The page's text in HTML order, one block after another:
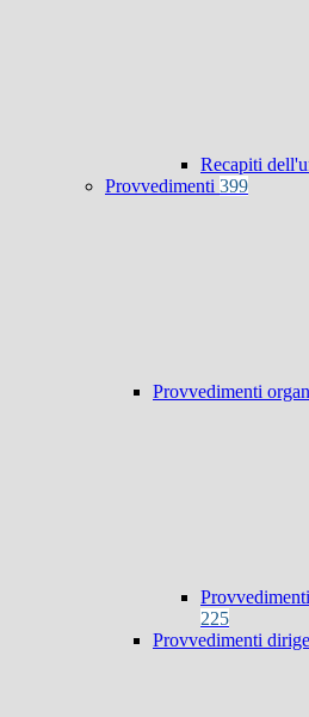
Recapiti
Provvedimenti 399
Provvedimenti
225
Provvedimenti